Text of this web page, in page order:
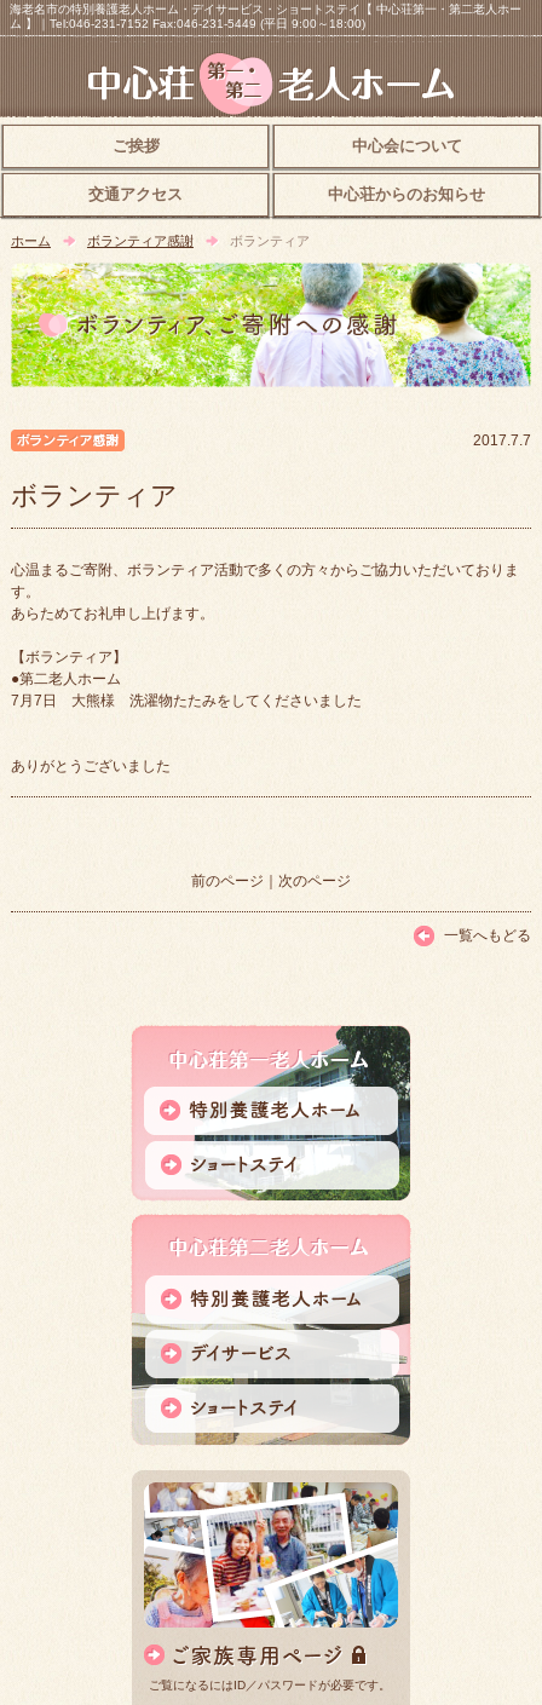
海老名市の特別養護老人ホーム・デイサービス・ショートステイ【 中心荘第一・第二老人ホー
ム 】｜Tel:046-231-7152 Fax:046-231-5449 (平日 9:00～18:00)
ご挨拶 中心会について
交通アクセス 中心荘からのお知らせ
ホーム ボランティア感謝 ボランティア
2017.7.7
ボランティア
心温まるご寄附、ボランティア活動で多くの方々からご協力いただいておりま
す。
あらためてお礼申し上げます。
【ボランティア】
●第二老人ホーム
7月7日 大熊様 洗濯物たたみをしてくださいました
ありがとうございました
前のページ ｜ 次のページ
一覧へもどる
ご覧になるにはID／パスワードが必要です。